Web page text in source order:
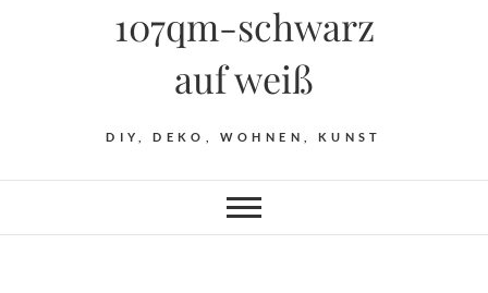
107qm-schwarz
auf weiß
DIY, DEKO, WOHNEN, KUNST